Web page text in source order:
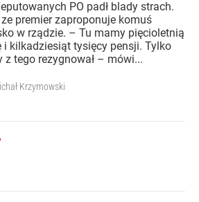
PO padł blady strach.
premier zaproponuje komuś
w rządzie. – Tu mamy pięcioletnią
i kilkadziesiąt tysięcy pensji. Tylko
z tego rezygnował – mówi...
Krzymowski